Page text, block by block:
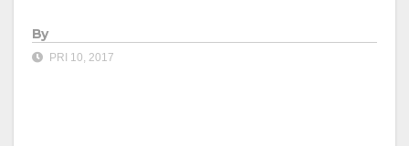
By
PRI 10, 2017